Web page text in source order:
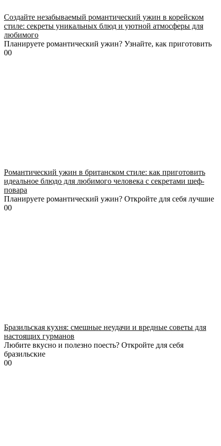
Создайте незабываемый романтический ужин в корейском
стиле: секреты уникальных блюд и уютной атмосферы для
любимого
Планируете романтический ужин? Узнайте, как приготовить
00
Романтический ужин в британском стиле: как приготовить
идеальное блюдо для любимого человека с секретами шеф-
повара
Планируете романтический ужин? Откройте для себя лучшие
00
Бразильская кухня: смешные неудачи и вредные советы для
настоящих гурманов
Любите вкусно и полезно поесть? Откройте для себя
бразильские
00